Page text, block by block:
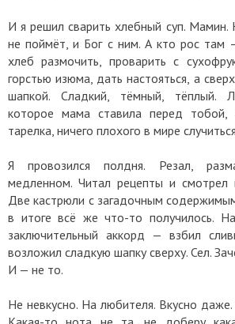
И я решил сварить хлебный суп. Мамин.
не поймёт, и Бог с ним. А кто рос там
хлеб размочить, проварить с
горстью изюма, дать настояться, а
шапкой. Сладкий, тёмный, тёплый.
которое мама ставила перед тобой,
тарелка, ничего плохого в мире
Я провозился полдня. Резал,
медленном. Читал рецепты и смотрел
Две кастрюли с загадочным
в итоге всё же что-то получилось.
заключительный аккорд — взбил
возложил сладкую шапку сверху. Сел.
И — не то.
Не невкусно. На любителя. Вкусно